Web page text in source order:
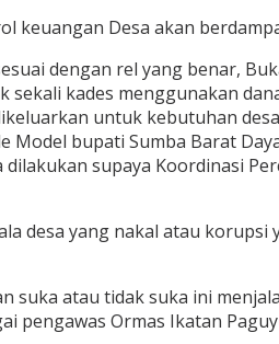
Desa akan
dengan rel yang benar,
sekali kades menggunakan
untuk kebutuhan
bupati Sumba Barat
supaya Koordinasi
desa yang nakal atau
suka atau tidak suka ini
pengawas Ormas Ikatan